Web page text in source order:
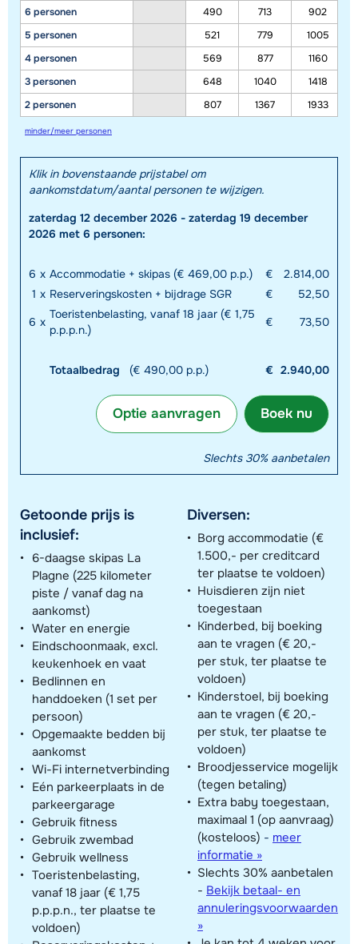
6 personen
5 personen
4 personen
3 personen
2 personen
490 713
902
521
779
1005
569
877
1160
648
1040
1418
807
1367 1933
minder/meer personen
Klik in bovenstaande prijstabel om
aankomstdatum/aantal personen te wijzigen.
zaterdag 12 december 2026 - zaterdag 19 december
2026 met 6 personen:
6 x Accommodatie + skipas (€ 469,00 p.p.) €
2.814,00
1 x Reserveringskosten + bijdrage SGR €
52,50
6 x
Toeristenbelasting, vanaf 18 jaar (€ 1,75
p.p.p.n.)
€ 73,50
Totaalbedrag (€ 490,00 p.p.) € 2.940,00
Boek nu
Optie aanvragen
Slechts 30% aanbetalen
Getoonde prijs is
inclusief:
6-daagse skipas La
Plagne (225 kilometer
piste / vanaf dag na
aankomst)
Water en energie
Eindschoonmaak, excl.
keukenhoek en vaat
Bedlinnen en
handdoeken (1 set per
persoon)
Opgemaakte bedden bij
aankomst
Wi-Fi internetverbinding
Eén parkeerplaats in de
parkeergarage
Gebruik fitness
Gebruik zwembad
Gebruik wellness
Toeristenbelasting,
vanaf 18 jaar (€ 1,75
p.p.p.n., ter plaatse te
voldoen)
Diversen:
Borg accommodatie (€
1.500,- per creditcard
ter plaatse te voldoen)
Huisdieren zijn niet
toegestaan
Kinderbed, bij boeking
aan te vragen (€ 20,-
per stuk, ter plaatse te
voldoen)
Kinderstoel, bij boeking
aan te vragen (€ 20,-
per stuk, ter plaatse te
voldoen)
Broodjesservice mogelijk
(tegen betaling)
Extra baby toegestaan,
maximaal 1 (op aanvraag)
(kosteloos) - meer
informatie »
Slechts 30% aanbetalen
- Bekijk betaal- en
annuleringsvoorwaarden
»